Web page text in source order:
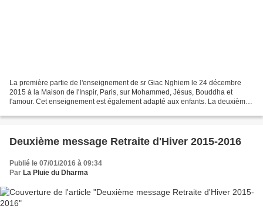
La première partie de l'enseignement de sr Giac Nghiem le 24 décembre
2015 à la Maison de l'Inspir, Paris, sur Mohammed, Jésus, Bouddha et
l'amour. Cet enseignement est également adapté aux enfants. La deuxième
Deuxième message Retraite d'Hiver 2015-2016
Publié le 07/01/2016 à 09:34
Par La Pluie du Dharma